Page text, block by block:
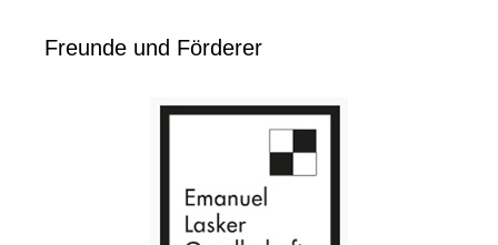
Freunde und Förderer